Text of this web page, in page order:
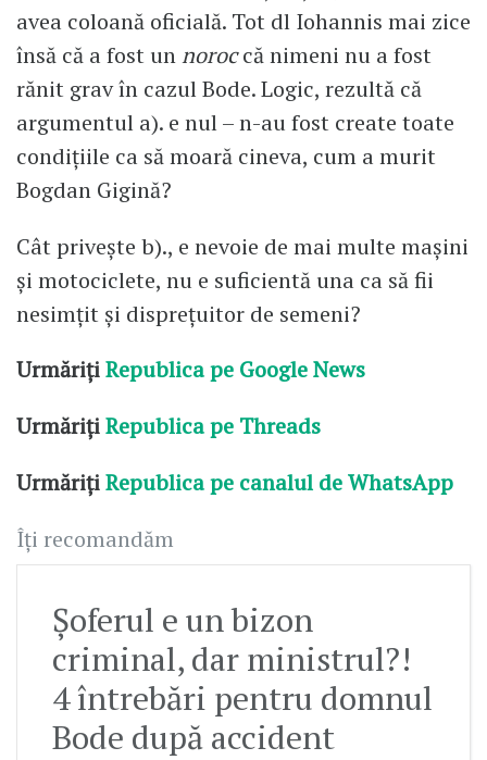
avea coloană oficială. Tot dl Iohannis mai zice
însă că a fost unnoroccă nimeni nu a fost
rănit grav în cazul Bode. Logic, rezultă că
argumentul a). e nul – n-au fost create toate
condițiile ca să moară cineva, cum a murit
Bogdan Gigină?
Cât privește b)., e nevoie de mai multe mașini
și motociclete, nu e suficientă una ca să fii
nesimțit și disprețuitor de semeni?
UrmărițiRepublica pe Google News
UrmărițiRepublica pe Threads
UrmărițiRepublica pe canalul de WhatsApp
Îți recomandăm
Șoferul e un bizon
criminal, dar ministrul?!
4 întrebări pentru domnul
Bode după accident